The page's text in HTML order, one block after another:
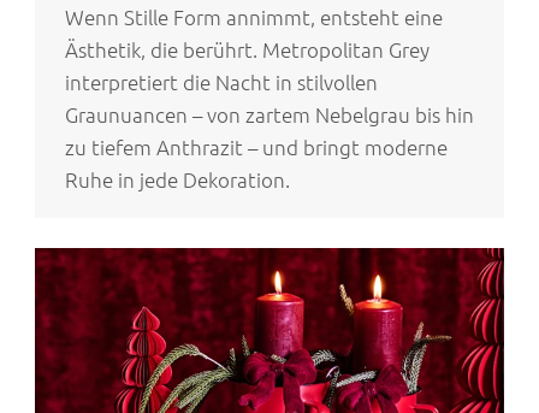
Wenn Stille Form annimmt, entsteht eine
Ästhetik, die berührt. Metropolitan Grey
interpretiert die Nacht in stilvollen
Graunuancen – von zartem Nebelgrau bis hin
zu tiefem Anthrazit – und bringt moderne
Ruhe in jede Dekoration.